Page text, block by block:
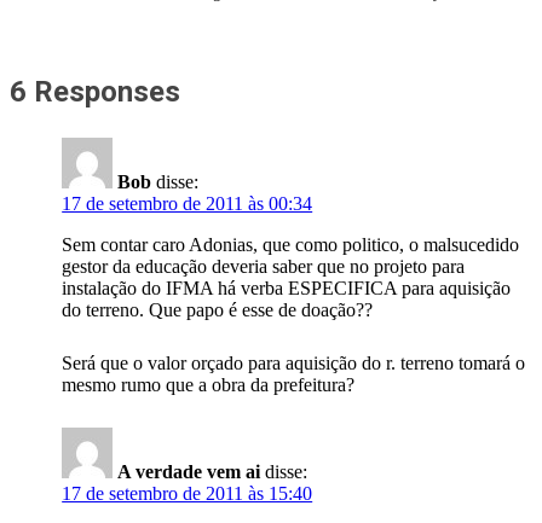
6 Responses
Bob disse:
17 de setembro de 2011 às 00:34
Sem contar caro Adonias, que como politico, o malsucedido
gestor da educação deveria saber que no projeto para
instalação do IFMA há verba ESPECIFICA para aquisição
do terreno. Que papo é esse de doação??
Será que o valor orçado para aquisição do r. terreno tomará o
mesmo rumo que a obra da prefeitura?
A verdade vem ai disse:
17 de setembro de 2011 às 15:40